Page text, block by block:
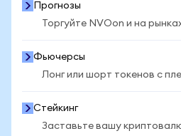
Прогнозы
Торгуйте NVOon и на
Фьючерсы
Лонг или шорт токенов с
Стейкинг
Заставьте вашу